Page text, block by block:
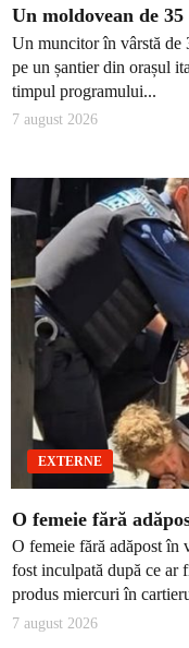
Un moldovean de
Un muncitor în vârstă
pe un șantier din orașul
timpul programului...
7 august 2026
EXTERNE
O femeie fără
O femeie fără adăpost în
fost inculpată după ce ar
produs miercuri în
7 august 2026